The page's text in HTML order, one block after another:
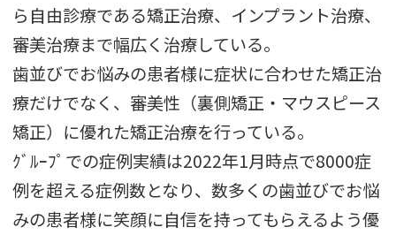
ら自由診療である矯正治療、インプラント治療、
審美治療まで幅広く治療している。
歯並びでお悩みの患者様に症状に合わせた矯正治
療だけでなく、審美性（裏側矯正・マウスピース
矯正）に優れた矯正治療を行っている。
ｸﾞﾙｰﾌﾟでの症例実績は2022年1月時点で8000症
例を超える症例数となり、数多くの歯並びでお悩
みの患者様に笑顔に自信を持ってもらえるよう優